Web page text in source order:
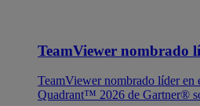
TeamViewer nombrado
TeamViewer nombrado líder en
Quadrant™ 2026 de Gartner®